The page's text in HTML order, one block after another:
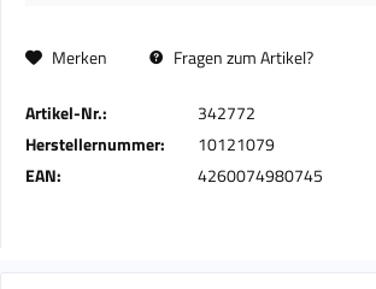
Merken Fragen zum Artikel?
Artikel-Nr.:
342772
Herstellernummer:
10121079
EAN:
4260074980745